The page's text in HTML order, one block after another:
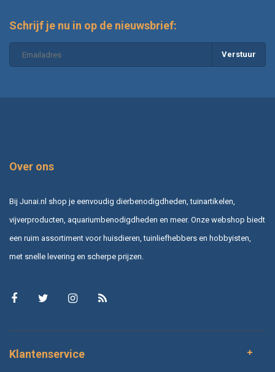
Schrijf je nu in op de nieuwsbrief:
Verstuur
Over ons
Bij Junai.nl shop je eenvoudig dierbenodigdheden, tuinartikelen,
vijverproducten, aquariumbenodigdheden en meer. Onze webshop biedt
een ruim assortiment voor huisdieren, tuinliefhebbers en hobbyisten,
met snelle levering en scherpe prijzen.
Klantenservice